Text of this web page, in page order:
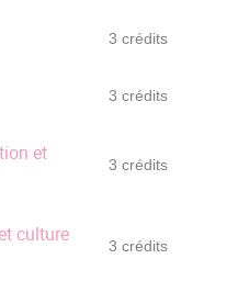
3 crédits
3 crédits
et
3 crédits
culture
3 crédits